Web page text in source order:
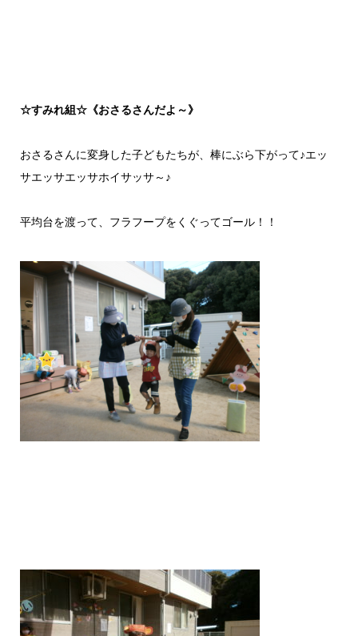
☆すみれ組☆《おさるさんだよ～》
おさるさんに変身した子どもたちが、棒にぶら下がって♪エッ
サエッサエッサホイサッサ～♪
平均台を渡って、フラフープをくぐってゴール！！